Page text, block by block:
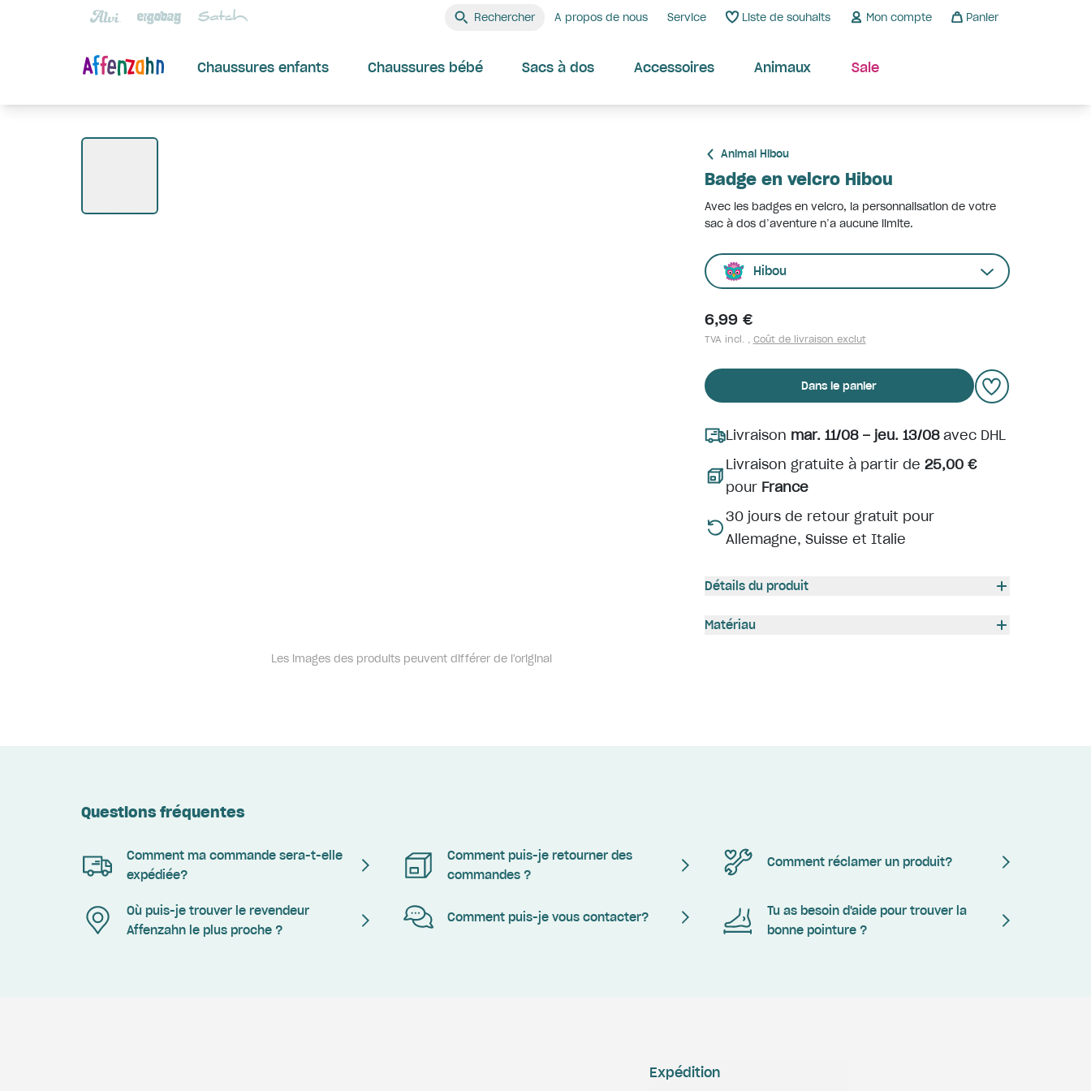
Rechercher A propos de nous Service Liste de souhaits Mon compte Panier
Chaussures enfants Chaussures bébé Sacs à dos Accessoires Animaux Sale
Les images des produits peuvent différer de l'original
Animal Hibou
Badge en velcro Hibou
Avec les badges en velcro, la personnalisation de votre
sac à dos d’aventure n’a aucune limite.
Hibou
6,99 €
TVA incl. , Coût de livraison exclut
Dans le panier
Livraison mar. 11/08 – jeu. 13/08avec DHL
Livraison gratuite à partir de 25,00 €
pour France
30 jours de retour gratuit pour
Allemagne, Suisse et Italie
Détails du produit
Matériau
Questions fréquentes
Comment ma commande sera-t-elle
expédiée?
Comment puis-je retourner des
commandes ?
Comment réclamer un produit?
Où puis-je trouver le revendeur
Affenzahn le plus proche ?
Comment puis-je vous contacter?
Tu as besoin d'aide pour trouver la
bonne pointure ?
Expédition